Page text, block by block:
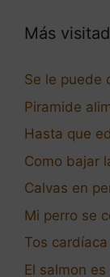
Más
Se le puede
Piramide
Hasta que
Como bajar
Calvas en
Mi perro se
Tos
El salmon